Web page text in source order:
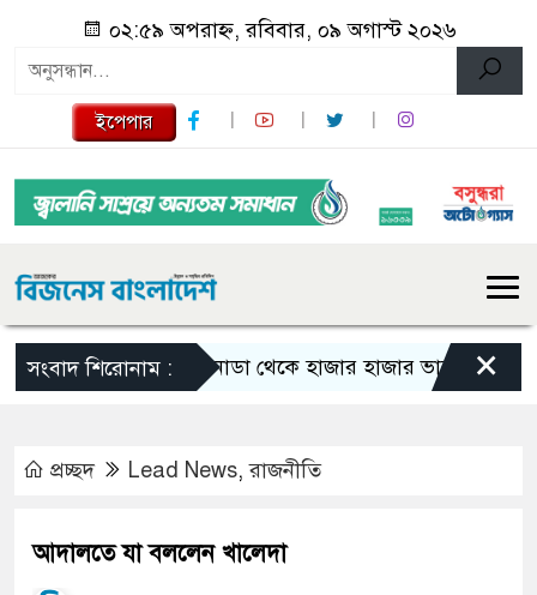
০২:৫৯ অপরাহ্ন, রবিবার, ০৯ অগাস্ট ২০২৬
ইপেপার
সংবাদ শিরোনাম :কানাডা থেকে হাজার হাজার ভারতীয় নাগরিক
×
প্রচ্ছদ Lead News,রাজনীতি
আদালতে যা বললেন খালেদা